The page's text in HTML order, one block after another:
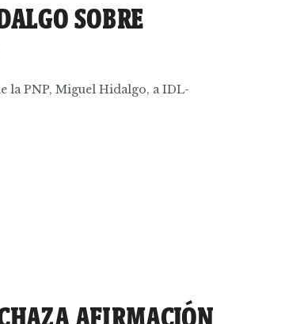
SOBRE
la PNP, Miguel Hidalgo, a IDL-
AFIRMACIÓN